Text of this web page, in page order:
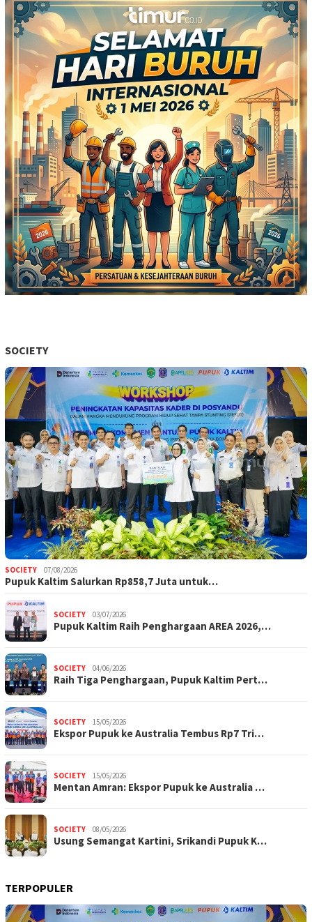
SOCIETY
SOCIETY 07/08/2026
Pupuk Kaltim Salurkan Rp858,7 Juta untuk…
SOCIETY 03/07/2026
Pupuk Kaltim Raih Penghargaan AREA 2026,…
SOCIETY 04/06/2026
Raih Tiga Penghargaan, Pupuk Kaltim Pert…
SOCIETY 15/05/2026
Ekspor Pupuk ke Australia Tembus Rp7 Tri…
SOCIETY 15/05/2026
Mentan Amran: Ekspor Pupuk ke Australia …
SOCIETY 08/05/2026
Usung Semangat Kartini, Srikandi Pupuk K…
TERPOPULER